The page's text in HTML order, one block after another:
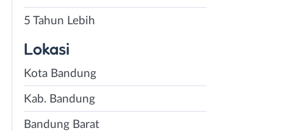
5 Tahun Lebih
Lokasi
Kota Bandung
Kab. Bandung
Bandung Barat